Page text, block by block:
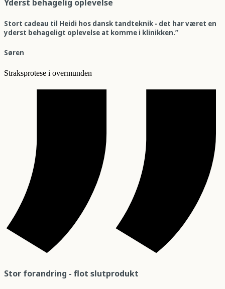
Yderst behagelig oplevelse
Stort cadeau til Heidi hos dansk tandteknik - det har været en
yderst behageligt oplevelse at komme i klinikken.”
Søren
Straksprotese i overmunden
Stor forandring - flot slutprodukt